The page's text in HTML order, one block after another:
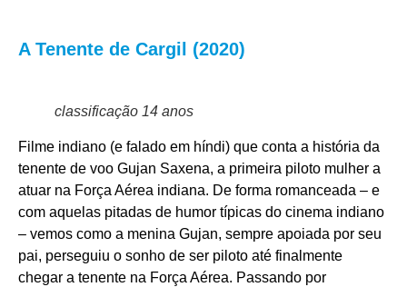
A Tenente de Cargil (2020)
classificação 14 anos
Filme indiano (e falado em híndi) que conta a história da
tenente de voo Gujan Saxena, a primeira piloto mulher a
atuar na Força Aérea indiana. De forma romanceada – e
com aquelas pitadas de humor típicas do cinema indiano
– vemos como a menina Gujan, sempre apoiada por seu
pai, perseguiu o sonho de ser piloto até finalmente
chegar a tenente na Força Aérea. Passando por